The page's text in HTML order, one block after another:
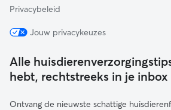
Privacybeleid
Jouw privacykeuzes
Alle
hebt, rechtstreeks in je inbox
Ontvang de nieuwste schattige